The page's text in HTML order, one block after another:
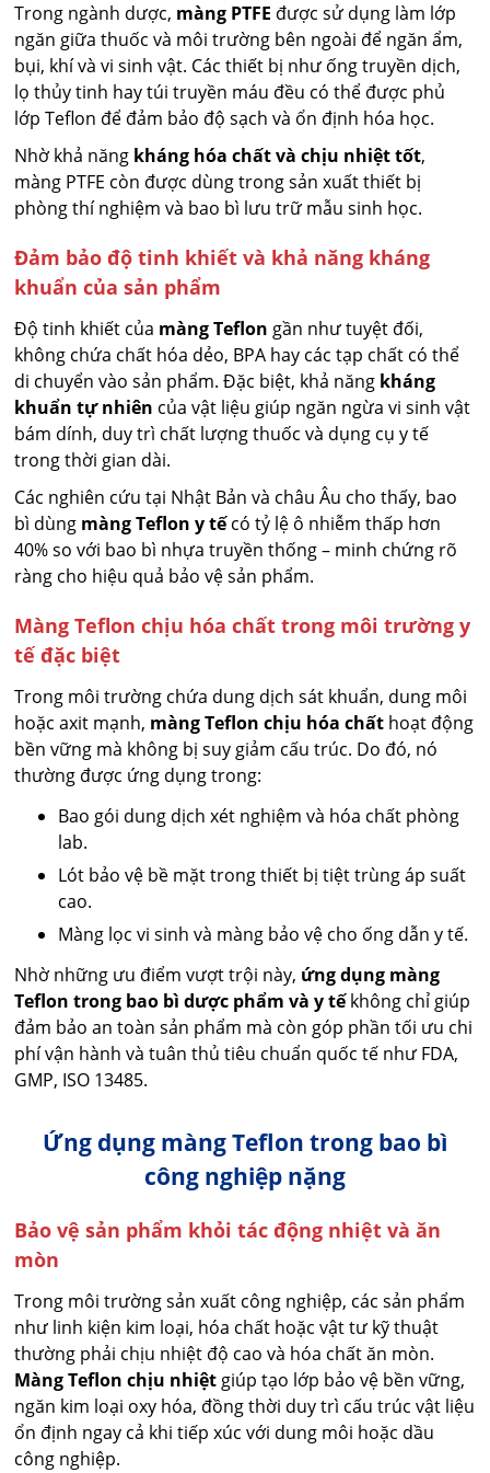
Trong ngành dược, màng PTFE được sử dụng làm lớp
ngăn giữa thuốc và môi trường bên ngoài để ngăn ẩm,
bụi, khí và vi sinh vật. Các thiết bị như ống truyền dịch,
lọ thủy tinh hay túi truyền máu đều có thể được phủ
lớp Teflon để đảm bảo độ sạch và ổn định hóa học.
Nhờ khả năng kháng hóa chất và chịu nhiệt tốt,
màng PTFE còn được dùng trong sản xuất thiết bị
phòng thí nghiệm và bao bì lưu trữ mẫu sinh học.
Đảm bảo độ tinh khiết và khả năng kháng
khuẩn của sản phẩm
Độ tinh khiết của màng Teflon gần như tuyệt đối,
không chứa chất hóa dẻo, BPA hay các tạp chất có thể
di chuyển vào sản phẩm. Đặc biệt, khả năng kháng
khuẩn tự nhiên của vật liệu giúp ngăn ngừa vi sinh vật
bám dính, duy trì chất lượng thuốc và dụng cụ y tế
trong thời gian dài.
Các nghiên cứu tại Nhật Bản và châu Âu cho thấy, bao
bì dùng màng Teflon y tếcó tỷ lệ ô nhiễm thấp hơn
40% so với bao bì nhựa truyền thống – minh chứng rõ
ràng cho hiệu quả bảo vệ sản phẩm.
Màng Teflon chịu hóa chất trong môi trường y
tế đặc biệt
Trong môi trường chứa dung dịch sát khuẩn, dung môi
hoặc axit mạnh, màng Teflon chịu hóa chất hoạt động
bền vững mà không bị suy giảm cấu trúc. Do đó, nó
thường được ứng dụng trong:
Bao gói dung dịch xét nghiệm và hóa chất phòng
lab.
Lót bảo vệ bề mặt trong thiết bị tiệt trùng áp suất
cao.
Màng lọc vi sinh và màng bảo vệ cho ống dẫn y tế.
Nhờ những ưu điểm vượt trội này, ứng dụng màng
Teflon trong bao bì dược phẩm và y tếkhông chỉ giúp
đảm bảo an toàn sản phẩm mà còn góp phần tối ưu chi
phí vận hành và tuân thủ tiêu chuẩn quốc tế như FDA,
GMP, ISO 13485.
Ứng dụng màng Teflon trong bao bì
công nghiệp nặng
Bảo vệ sản phẩm khỏi tác động nhiệt và ăn
mòn
Trong môi trường sản xuất công nghiệp, các sản phẩm
như linh kiện kim loại, hóa chất hoặc vật tư kỹ thuật
thường phải chịu nhiệt độ cao và hóa chất ăn mòn.
Màng Teflon chịu nhiệt giúp tạo lớp bảo vệ bền vững,
ngăn kim loại oxy hóa, đồng thời duy trì cấu trúc vật liệu
ổn định ngay cả khi tiếp xúc với dung môi hoặc dầu
công nghiệp.